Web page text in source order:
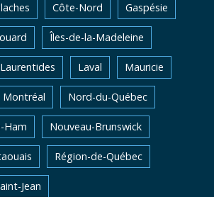
Côte-Nord Gaspésie
Îles-de-la-Madeleine
Laurentides Laval Mauricie
Montréal Nord-du-Québec
Ham Nouveau-Brunswick
Région-de-Québec
Jean